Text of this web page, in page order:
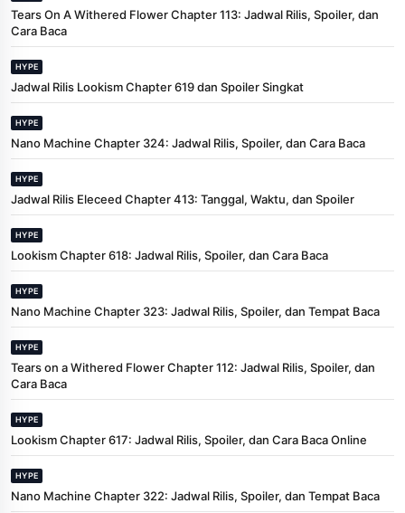
Tears On A Withered Flower Chapter 113: Jadwal Rilis, Spoiler, dan
Cara Baca
HYPE
Jadwal Rilis Lookism Chapter 619 dan Spoiler Singkat
HYPE
Nano Machine Chapter 324: Jadwal Rilis, Spoiler, dan Cara Baca
HYPE
Jadwal Rilis Eleceed Chapter 413: Tanggal, Waktu, dan Spoiler
HYPE
Lookism Chapter 618: Jadwal Rilis, Spoiler, dan Cara Baca
HYPE
Nano Machine Chapter 323: Jadwal Rilis, Spoiler, dan Tempat Baca
HYPE
Tears on a Withered Flower Chapter 112: Jadwal Rilis, Spoiler, dan
Cara Baca
HYPE
Lookism Chapter 617: Jadwal Rilis, Spoiler, dan Cara Baca Online
HYPE
Nano Machine Chapter 322: Jadwal Rilis, Spoiler, dan Tempat Baca